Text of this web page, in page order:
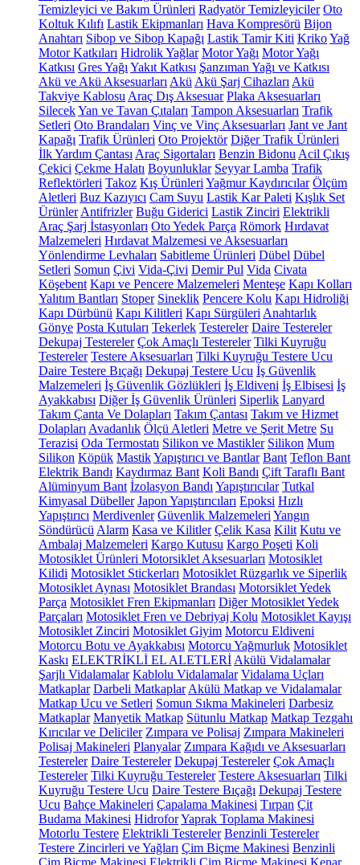
Temizleyici ve Bakım Ürünleri Radyatör Temizleyiciler Oto
Koltuk Kılıfı Lastik Ekipmanları Hava Kompresörü Bijon
Anahtarı Sibop ve Sibop Kapağı Lastik Tamir Kiti KrikoYağ
Motor Katkıları Hidrolik Yağlar Motor Yağı Motor Yağı
Katkısı Gres Yağı Yakıt Katkısı Şanzıman Yağı ve Katkısı
Akü ve Akü Aksesuarları Akü Akü Şarj Cihazları Akü
Takviye Kablosu Araç Dış Aksesuar Plaka Aksesuarları
SilecekYan ve Tavan Çıtaları Tampon Aksesuarları Trafik
Setleri Oto Brandaları Vinç ve Vinç Aksesuarları Jant ve Jant
Kapağı Trafik Ürünleri Oto Projektör Diğer Trafik Ürünleri
İlk Yardım Çantası Araç Sigortaları Benzin Bidonu Acil Çıkış
Çekici Çekme Halatı Boyunluklar Seyyar Lamba Trafik
Reflektörleri Takoz Kış Ürünleri Yağmur Kaydırıcılar Ölçüm
Aletleri Buz Kazıyıcı Cam Suyu Lastik Kar Paleti Kışlık Set
Ürünler Antifrizler Buğu Giderici Lastik Zinciri Elektrikli
Araç Şarj İstasyonları Oto Yedek Parça Römork Hırdavat
Malzemeleri Hırdavat Malzemesi ve Aksesuarları
Yönlendirme Levhaları Sabitleme Ürünleri Dübel Dübel
Setleri Somun Çivi Vida-Çivi Demir Pul Vida Civata
Köşebent Kapı ve Pencere Malzemeleri Menteşe Kapı Kolları
Yalıtım Bantları Stoper Sineklik Pencere Kolu Kapı Hidroliği
Kapı Dürbünü Kapı Kilitleri Kapı Sürgüleri Anahtarlık
Gönye Posta Kutuları Tekerlek Testereler Daire Testereler
Dekupaj Testereler Çok Amaçlı Testereler Tilki Kuyruğu
Testereler Testere Aksesuarları Tilki Kuyruğu Testere Ucu
Daire Testere Bıçağı Dekupaj Testere Ucu İş Güvenlik
Malzemeleri İş Güvenlik Gözlükleri İş Eldiveni İş Elbisesi İş
Ayakkabısı Diğer İş Güvenlik Ürünleri Siperlik Lanyard
Takım Çanta Ve Dolapları Takım Çantası Takım ve Hizmet
Dolapları Avadanlık Ölçü Aletleri Metre ve Şerit Metre Su
Terazisi Oda Termostatı Silikon ve Mastikler Silikon Mum
Silikon Köpük MastikYapıştırıcı ve Bantlar Bant Teflon Bant
Elektrik Bandı Kaydırmaz Bant Koli Bandı Çift Taraflı Bant
Alüminyum Bant İzolasyon Bandı Yapıştırıcılar Tutkal
Kimyasal Dübeller Japon Yapıştırıcıları Epoksi Hızlı
Yapıştırıcı Merdivenler Güvenlik Malzemeleri Yangın
Söndürücü Alarm Kasa ve Kilitler Çelik Kasa Kilit Kutu ve
Ambalaj Malzemeleri Kargo Kutusu Kargo Poşeti Koli
Motosiklet Ürünleri Motorsiklet Aksesuarları Motosiklet
Kilidi Motosiklet Stickerları Motosiklet Rüzgarlık ve Siperlik
Motosiklet Aynası Motosiklet Brandası Motorsiklet Yedek
Parça Motosiklet Fren Ekipmanları Diğer Motosiklet Yedek
Parçaları Motosiklet Fren ve Debriyaj Kolu Motosiklet Kayışı
Motosiklet Zinciri Motosiklet Giyim Motorcu Eldiveni
Motorcu Botu ve Ayakkabısı Motorcu Yağmurluk Motosiklet
Kaskı ELEKTRİKLİ EL ALETLERİ Akülü Vidalamalar
Şarjlı Vidalamalar Kablolu Vidalamalar Vidalama Uçları
Matkaplar Darbeli Matkaplar Akülü Matkap ve Vidalamalar
Matkap Ucu ve Setleri Somun Sıkma Makineleri Darbesiz
Matkaplar Manyetik Matkap Sütunlu Matkap Matkap Tezgahı
Kırıcılar ve Deliciler Zımpara ve Polisaj Zımpara Makineleri
Polisaj Makineleri Planyalar Zımpara Kağıdı ve Aksesuarları
Testereler Daire Testereler Dekupaj Testereler Çok Amaçlı
Testereler Tilki Kuyruğu Testereler Testere Aksesuarları Tilki
Kuyruğu Testere Ucu Daire Testere Bıçağı Dekupaj Testere
Ucu Bahçe Makineleri Çapalama Makinesi Tırpan Çit
Budama Makinesi HidroforYaprak Toplama Makinesi
Motorlu Testere Elektrikli Testereler Benzinli Testereler
Testere Zincirleri ve Yağları Çim Biçme Makinesi Benzinli
Çim Biçme Makinesi Elektrikli Çim Biçme Makinesi Kenar